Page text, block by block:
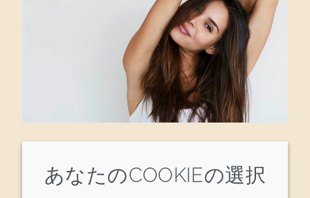
あなたのCOOKIEの選択